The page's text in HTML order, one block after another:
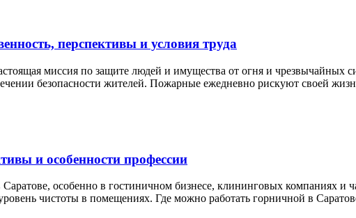
перспективы и условия труда
миссия по защите людей и имущества от огня и
безопасности жителей. Пожарные ежедневно рискуют своей
и особенности профессии
особенно в гостиничном бизнесе, клининговых компаниях и
чистоты в помещениях. Где можно работать горничной в